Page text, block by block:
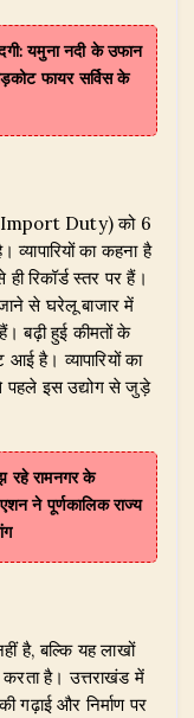
यमुना नदी के उफान
फायर सर्विस के
(Import Duty) को 6
का कहना है
रिकॉर्ड स्तर पर हैं।
से घरेलू बाजार में
बढ़ी हुई कीमतों के
है। व्यापारियों का
पहले इस उद्योग से जुड़े
रहे रामनगर के
ने पूर्णकालिक राज्य
है, बल्कि यह लाखों
है। उत्तराखंड में
गढ़ाई और निर्माण पर